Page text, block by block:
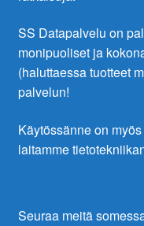
SS Datapalvelu on
monipuoliset ja
(haluttaessa tuotteet
palvelun!
Käytössänne on
laitamme
Seuraa meitä